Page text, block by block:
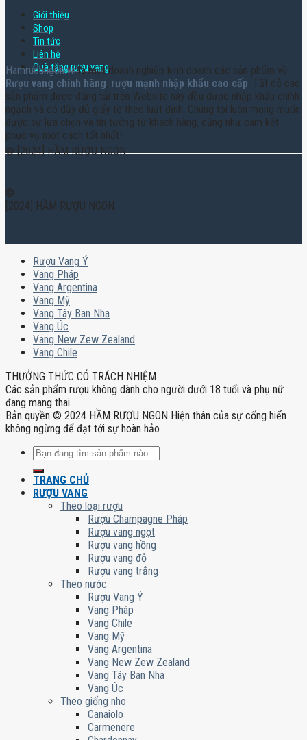
Giới thiệu
Shop
Tin tức
Liên hệ
Quà tặng rượu vang
Hamruoungon.vnlà một doanh nghiệp kinh doanh các sản phẩm về
Rượu vang chính hãng, rượu mạnh nhập khẩu cao cấp. Tất cả các
sản phẩm được đăng tải trên Website này đều được nhập khẩu chính
ngạch và có đầy đủ giấy tờ theo luật định. Chúng tôi luôn mong muốn
được sự lựa chọn và tin tưởng từ khách hàng, cũng như cam kết
phục vụ một cách tốt nhất!
© [2024] HẦM RƯỢU NGON
©
[2024] HẦM RƯỢU NGON
Rượu Vang Ý
Vang Pháp
Vang Argentina
Vang Mỹ
Vang Tây Ban Nha
Vang Úc
Vang New Zew Zealand
Vang Chile
THƯỞNG THỨC CÓ TRÁCH NHIỆM
Các sản phẩm rượu không dành cho người dưới 18 tuổi và phụ nữ
đang mang thai.
Bản quyền © 2024 HẦM RƯỢU NGON Hiện thân của sự cống hiến
không ngừng để đạt tới sự hoàn hảo
Tìm
TRANG CHỦ
RƯỢU VANG
Theo loại rượu
Rượu Champagne Pháp
Rượu vang ngọt
Rượu vang hồng
Rượu vang đỏ
Rượu vang trắng
Theo nước
Rượu Vang Ý
Vang Pháp
Vang Chile
Vang Mỹ
Vang Argentina
Vang New Zew Zealand
Vang Tây Ban Nha
Vang Úc
Theo giống nho
Canaiolo
Carmenere